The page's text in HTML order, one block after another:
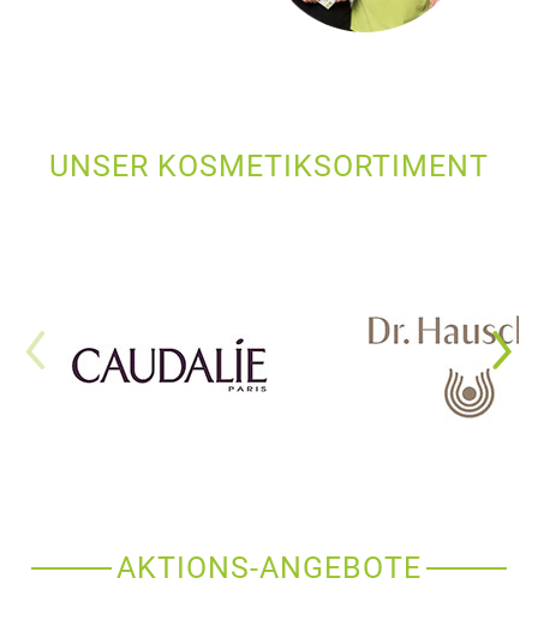
UNSER KOSMETIKSORTIMENT
AKTIONS-ANGEBOTE